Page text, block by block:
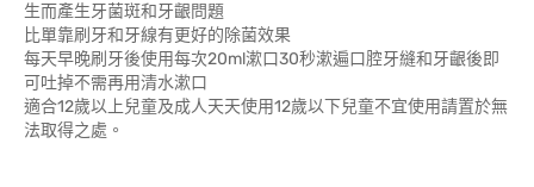
生而產生牙菌斑和牙齦問題
比單靠刷牙和牙線有更好的除菌效果
每天早晚刷牙後使用每次20ml漱口30秒漱遍口腔牙縫和牙齦後即
可吐掉不需再用清水漱口
適合12歲以上兒童及成人天天使用12歲以下兒童不宜使用請置於無
法取得之處。